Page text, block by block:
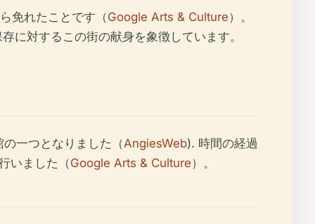
免れたことです（Google Arts & Culture）。
に対するこの街の献身を象徴しています。
一つとなりました（AngiesWeb). 時間の経過
いました（Google Arts & Culture）。